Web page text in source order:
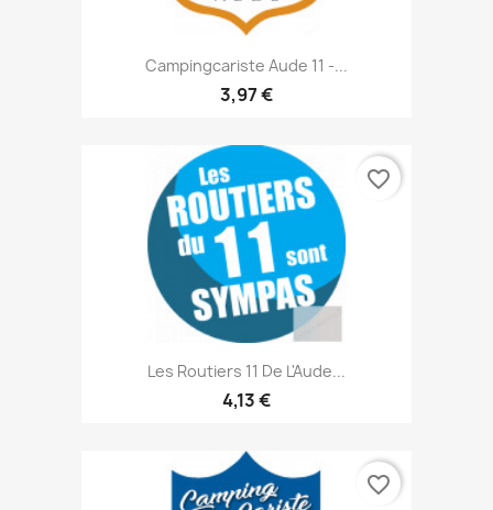
Campingcariste Aude 11 -...
3,97 €
Les Routiers 11 De L'Aude...
4,13 €
favorite_border
favorite_border